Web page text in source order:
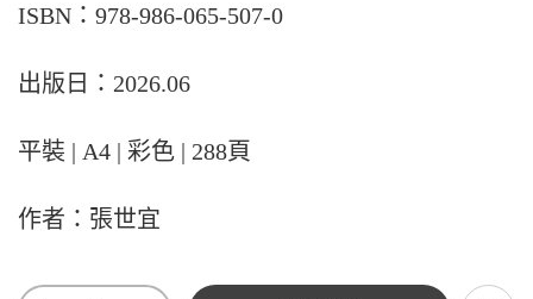
ISBN：978-986-065-507-0
出版日：2026.06
平裝 | A4 | 彩色 | 288頁
作者：張世宜